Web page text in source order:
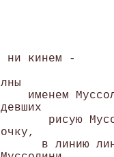
ни кинем -
именем
рисую
в линию